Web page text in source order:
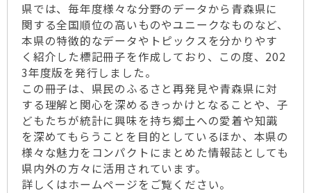
県では、毎年度様々な分野のデータから青森県に
関する全国順位の高いものやユニークなものなど、
本県の特徴的なデータやトピックスを分かりやす
く紹介した標記冊子を作成しており、この度、202
3年度版を発行しました。
この冊子は、県民のふるさと再発見や青森県に対
する理解と関心を深めるきっかけとなることや、子
どもたちが統計に興味を持ち郷土への愛着や知識
を深めてもらうことを目的としているほか、本県の
様々な魅力をコンパクトにまとめた情報誌としても
県内外の方々に活用されています。
詳しくはホームページをご覧ください。